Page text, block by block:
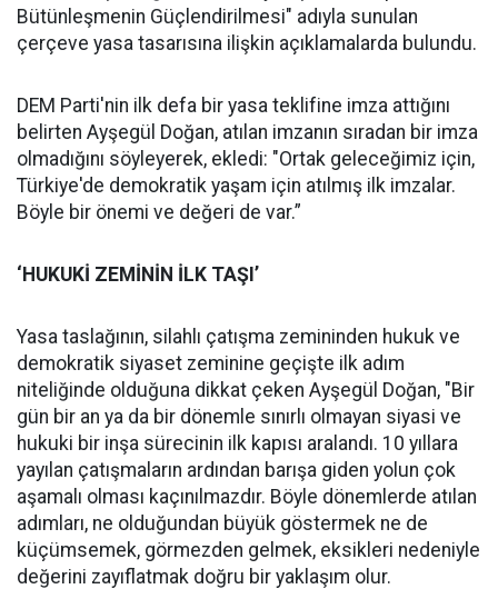
Bütünleşmenin Güçlendirilmesi" adıyla sunulan
çerçeve yasa tasarısına ilişkin açıklamalarda bulundu.
DEM Parti'nin ilk defa bir yasa teklifine imza attığını
belirten Ayşegül Doğan, atılan imzanın sıradan bir imza
olmadığını söyleyerek, ekledi: "Ortak geleceğimiz için,
Türkiye'de demokratik yaşam için atılmış ilk imzalar.
Böyle bir önemi ve değeri de var.”
‘HUKUKİ ZEMİNİN İLK TAŞI’
Yasa taslağının, silahlı çatışma zemininden hukuk ve
demokratik siyaset zeminine geçişte ilk adım
niteliğinde olduğuna dikkat çeken Ayşegül Doğan, "Bir
gün bir an ya da bir dönemle sınırlı olmayan siyasi ve
hukuki bir inşa sürecinin ilk kapısı aralandı. 10 yıllara
yayılan çatışmaların ardından barışa giden yolun çok
aşamalı olması kaçınılmazdır. Böyle dönemlerde atılan
adımları, ne olduğundan büyük göstermek ne de
küçümsemek, görmezden gelmek, eksikleri nedeniyle
değerini zayıflatmak doğru bir yaklaşım olur.